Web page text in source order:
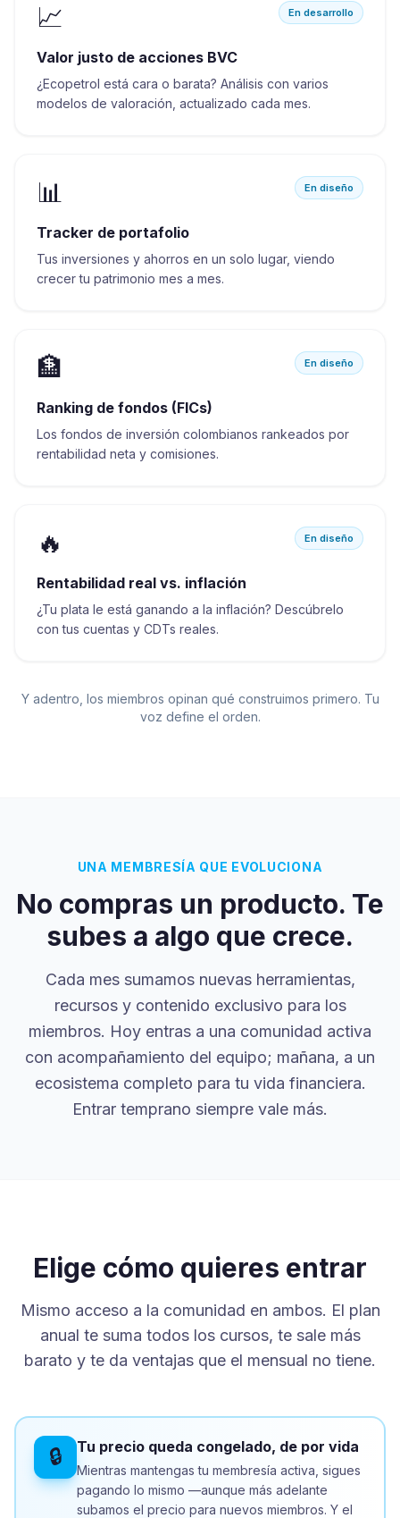
📈 En desarrollo
Valor justo de acciones BVC
¿Ecopetrol está cara o barata? Análisis con varios
modelos de valoración, actualizado cada mes.
📊 En diseño
Tracker de portafolio
Tus inversiones y ahorros en un solo lugar, viendo
crecer tu patrimonio mes a mes.
🏦 En diseño
Ranking de fondos (FICs)
Los fondos de inversión colombianos rankeados por
rentabilidad neta y comisiones.
🔥 En diseño
Rentabilidad real vs. inflación
¿Tu plata le está ganando a la inflación? Descúbrelo
con tus cuentas y CDTs reales.
Y adentro, los miembros opinan qué construimos primero. Tu
voz define el orden.
UNA MEMBRESÍA QUE EVOLUCIONA
No compras un producto. Te
subes a algo que crece.
Cada mes sumamos nuevas herramientas,
recursos y contenido exclusivo para los
miembros. Hoy entras a una comunidad activa
con acompañamiento del equipo; mañana, a un
ecosistema completo para tu vida financiera.
Entrar temprano siempre vale más.
Elige cómo quieres entrar
Mismo acceso a la comunidad en ambos. El plan
anual te suma todos los cursos, te sale más
barato y te da ventajas que el mensual no tiene.
🔒 Tu precio queda congelado, de por vida
Mientras mantengas tu membresía activa, sigues
pagando lo mismo —aunque más adelante
subamos el precio para nuevos miembros. Y el